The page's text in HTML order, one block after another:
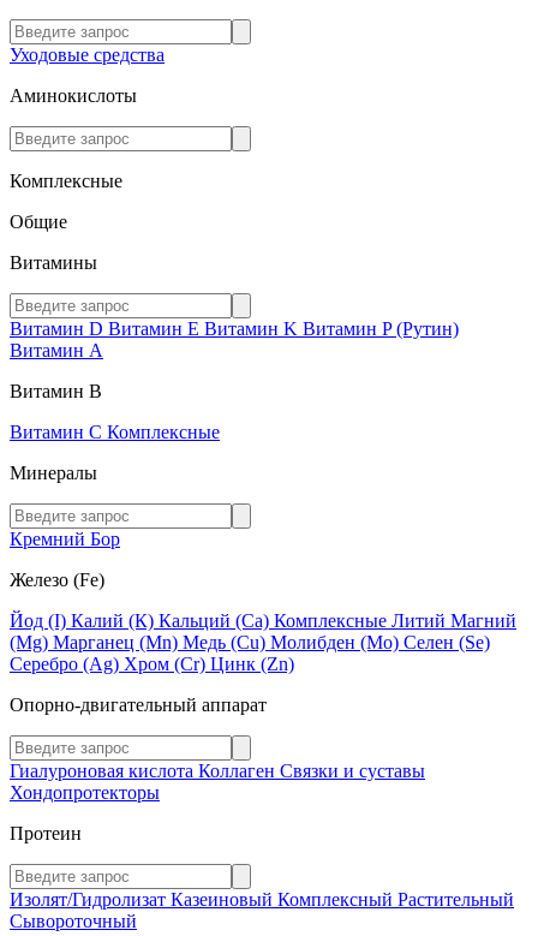
Уходовые средства
Аминокислоты
Комплексные
Общие
Витамины
Витамин D Витамин E Витамин K Витамин P (Рутин)
Витамин А
Витамин В
Витамин C Комплексные
Минералы
Кремний Бор
Железо (Fe)
Йод (I) Калий (К) Кальций (Са) Комплексные Литий Магний
(Mg) Марганец (Mn) Медь (Сu) Молибден (Мо) Селен (Se)
Серебро (Ag) Хром (Cr) Цинк (Zn)
Опорно-двигательный аппарат
Гиалуроновая кислота Коллаген Связки и суставы
Хондопротекторы
Протеин
Изолят/Гидролизат Казеиновый Комплексный Растительный
Сывороточный